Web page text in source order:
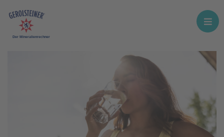
Der Mineralienrechner